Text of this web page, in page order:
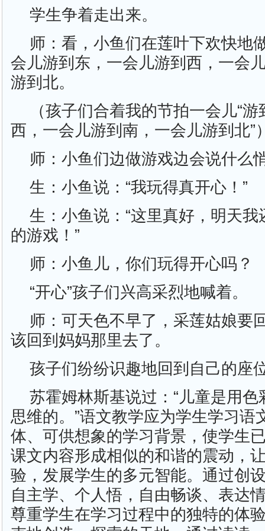
学生争着走出来。
师：看，小鱼们在莲叶下欢快地
会儿游到东，一会儿游到西，一会
游到北。
（孩子们合着我的节拍一会儿“
西，一会儿游到南，一会儿游到北”
师：小鱼们边做游戏边会说什么
生：小鱼说：“我玩得真开心！”
生：小鱼说：“这里真好，明天
的游戏！”
师：小鱼儿，你们玩得开心吗？
“开心”孩子们兴高采烈地喊着。
师：可天色不早了，采莲姑娘要
该回到妈妈那里去了。
孩子们纷纷识趣地回到自己的座
苏霍姆林斯基说过：“儿童是用
思维的。”语文教学应为学生学习语
体、可供想象的学习背景，使学生
课文内容形成相似的和谐的震动，
验，发展学生的多元智能。通过创
自主学、个人悟，自由畅谈、表达
尊重学生在学习过程中的独特的体